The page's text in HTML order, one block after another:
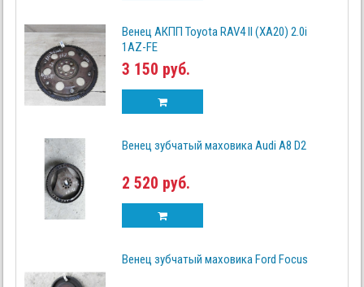
Венец АКПП Toyota RAV4 II (XA20) 2.0i
1AZ-FE
3 150 руб.
Венец зубчатый маховика Audi A8 D2
2 520 руб.
Венец зубчатый маховика Ford Focus